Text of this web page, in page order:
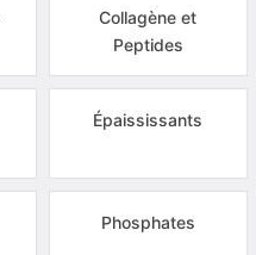
Collagène et
Peptides
Épaississants
Phosphates